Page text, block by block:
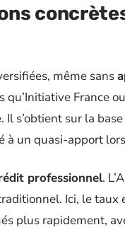
même sans
France
Il s’obtient sur la
un quasi-apport
professionnel.
Ici, le
plus rapidement,